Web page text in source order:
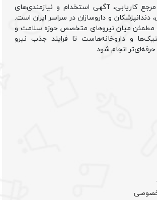
کاریابی، آگهی استخدام و نیازمندی‌های
دندانپزشکان و داروسازان در سراسر ایران است.
مطمئن میان نیروهای متخصص حوزه سلامت و
و داروخانه‌هاست تا فرایند جذب نیرو
انجام شود.